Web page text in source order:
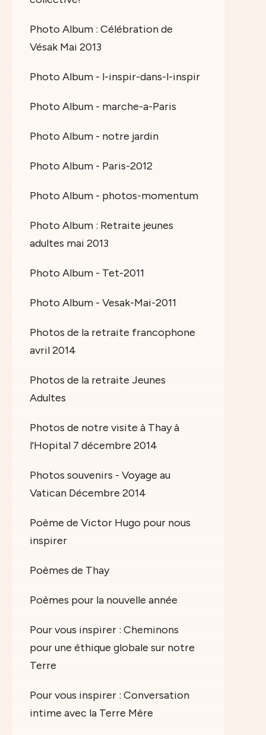
Photo Album : Célébration de
Vésak Mai 2013
Photo Album - l-inspir-dans-l-inspir
Photo Album - marche-a-Paris
Photo Album - notre jardin
Photo Album - Paris-2012
Photo Album - photos-momentum
Photo Album : Retraite jeunes
adultes mai 2013
Photo Album - Tet-2011
Photo Album - Vesak-Mai-2011
Photos de la retraite francophone
avril 2014
Photos de la retraite Jeunes
Adultes
Photos de notre visite à Thay à
l'Hopital 7 décembre 2014
Photos souvenirs - Voyage au
Vatican Décembre 2014
Poème de Victor Hugo pour nous
inspirer
Poèmes de Thay
Poèmes pour la nouvelle année
Pour vous inspirer : Cheminons
pour une éthique globale sur notre
Terre
Pour vous inspirer : Conversation
intime avec la Terre Mère